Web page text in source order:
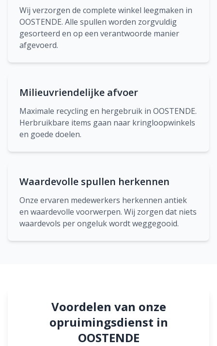
Wij verzorgen de complete winkel leegmaken in
OOSTENDE. Alle spullen worden zorgvuldig
gesorteerd en op een verantwoorde manier
afgevoerd.
Milieuvriendelijke afvoer
Maximale recycling en hergebruik in OOSTENDE.
Herbruikbare items gaan naar kringloopwinkels
en goede doelen.
Waardevolle spullen herkennen
Onze ervaren medewerkers herkennen antiek
en waardevolle voorwerpen. Wij zorgen dat niets
waardevols per ongeluk wordt weggegooid.
Voordelen van onze
opruimingsdienst in
OOSTENDE